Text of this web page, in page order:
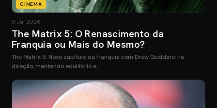
CINEMA
9 Jul 2026
The Matrix 5: O Renascimento da
Franquia ou Mais do Mesmo?
The Matrix 5: Novo capítulo da franquia com Drew Goddard na
direção, mantendo equilíbrio e…